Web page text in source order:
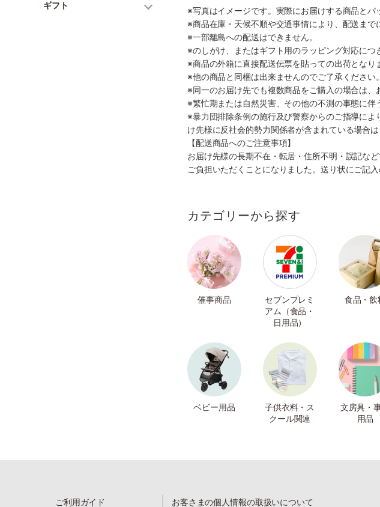
ギフト
※写真はイメージです。実際にお届けする商品とパ
※商品在庫・天候不順や交通事情により、配送まで
※一部離島への配送はできません。
※のしがけ、またはギフト用のラッピング対応につ
※商品の外箱に直接配送伝票を貼っての出荷となり
※他の商品と同梱は出来ませんのでご了承ください。
※同一のお届け先でも複数商品をご購入の場合は、
※繁忙期または自然災害、その他の不測の事態に伴
※暴力団排除条例の施行及び警察からのご指導に
け先様に反社会的勢力関係者が含まれている場合
【配送商品へのご注意事項】
お届け先様の長期不在・転居・住所不明・誤記な
ご負担いただくことになりました。送り状にご記
カテゴリーから探す
催事商品
セブンプレミ
アム（食品・
日用品）
食品・飲
ベビー用品
子供衣料・ス
クール関連
文房具・
用品
ご利用ガイド お客さまの個人情報の取扱いについて